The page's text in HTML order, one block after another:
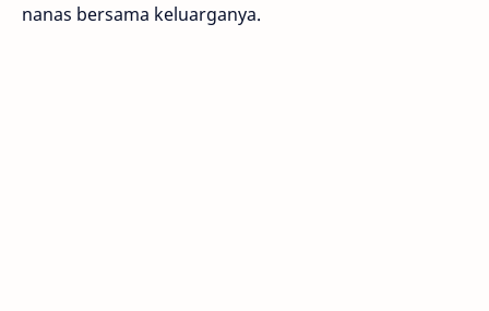
nanas bersama keluarganya.